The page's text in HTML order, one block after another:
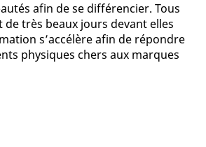
afin de se différencier. Tous
très beaux jours devant elles
s’accélère afin de répondre
physiques chers aux marques